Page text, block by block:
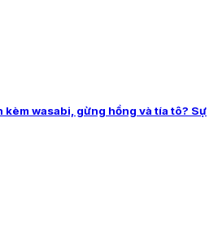
kèm wasabi, gừng hồng và tía tô? Sự